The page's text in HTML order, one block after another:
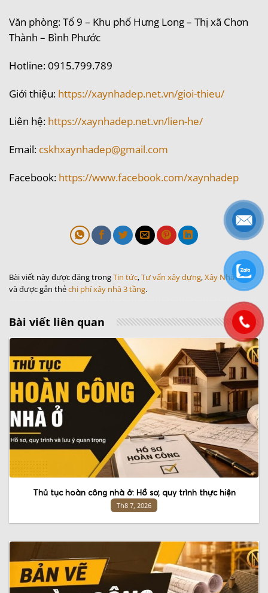
Văn phòng: Tổ 9 – Khu phố Hưng Long – Thị xã Chơn
Thành – Bình Phước
Hotline: 0915.799.789
Giới thiệu: https://xaynhadep.net.vn/gioi-thieu/
Liên hệ: https://xaynhadep.net.vn/lien-he/
Email: cskhxaynhadep@gmail.com
Facebook: https://www.facebook.com/xaynhadep
Bài viết này được đăng trongTin tức,Tư vấn xây dựng,Xây Nhà Mới
và được gắn thẻchi phí xây nhà 3 tầng.
Bài viết liên quan
Thủ tục hoàn công nhà ở: Hồ sơ, quy trình thực hiện
Th8 7, 2026